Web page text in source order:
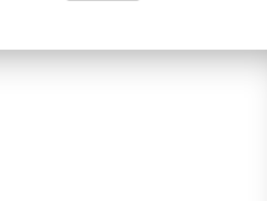
Rochefort : A. Bonnin mal
centriste A. Blanc se
La gauche est mal engagée. Le socialiste André